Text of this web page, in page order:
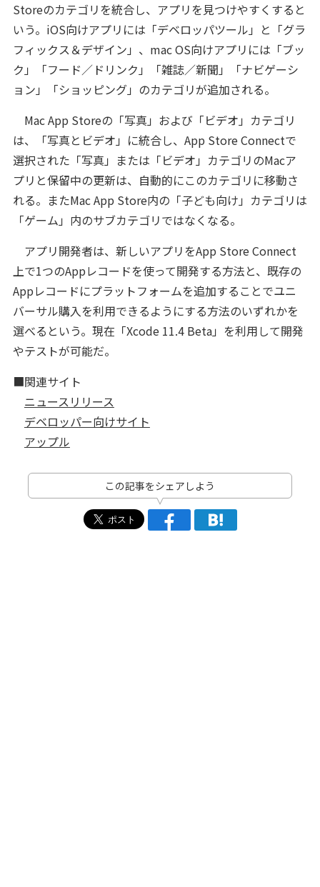
Storeのカテゴリを統合し、アプリを見つけやすくすると
いう。iOS向けアプリには「デベロッパツール」と「グラ
フィックス＆デザイン」、mac OS向けアプリには「ブッ
ク」「フード／ドリンク」「雑誌／新聞」「ナビゲーシ
ョン」「ショッピング」のカテゴリが追加される。
Mac App Storeの「写真」および「ビデオ」カテゴリ
は、「写真とビデオ」に統合し、App Store Connectで
選択された「写真」または「ビデオ」カテゴリのMacア
プリと保留中の更新は、自動的にこのカテゴリに移動さ
れる。またMac App Store内の「子ども向け」カテゴリは
「ゲーム」内のサブカテゴリではなくなる。
アプリ開発者は、新しいアプリをApp Store Connect
上で1つのAppレコードを使って開発する方法と、既存の
Appレコードにプラットフォームを追加することでユニ
バーサル購入を利用できるようにする方法のいずれかを
選べるという。現在「Xcode 11.4 Beta」を利用して開発
やテストが可能だ。
■関連サイト
ニュースリリース
デベロッパー向けサイト
アップル
この記事をシェアしよう